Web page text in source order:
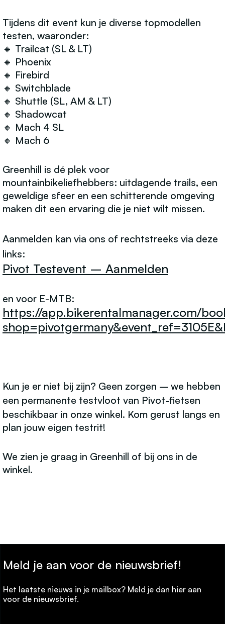
Tijdens dit event kun je diverse topmodellen
testen, waaronder:
🔸 Trailcat (SL & LT)
🔸 Phoenix
🔸 Firebird
🔸 Switchblade
🔸 Shuttle (SL, AM & LT)
🔸 Shadowcat
🔸 Mach 4 SL
🔸 Mach 6
Greenhill is dé plek voor
mountainbikeliefhebbers: uitdagende trails, een
geweldige sfeer en een schitterende omgeving
maken dit een ervaring die je niet wilt missen.
Aanmelden kan via ons of rechtstreeks via deze
links:
Pivot Testevent – Aanmelden
en voor E-MTB:
https://app.bikerentalmanager.com/
Kun je er niet bij zijn? Geen zorgen – we hebben
een permanente testvloot van Pivot-fietsen
beschikbaar in onze winkel. Kom gerust langs en
plan jouw eigen testrit!
We zien je graag in Greenhill of bij ons in de
winkel.
Meld je aan voor de nieuwsbrief!
Het laatste nieuws in je mailbox? Meld je dan hier aan
voor de nieuwsbrief.